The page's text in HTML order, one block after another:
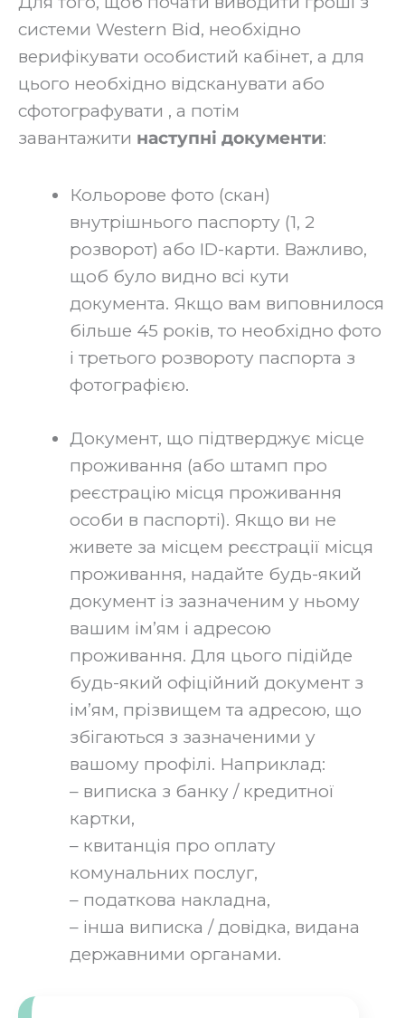
системи Western Bid, необхідно
верифікувати особистий кабінет, а для
цього необхідно відсканувати або
сфотографувати , а потім
завантажити наступні документи:‍
Кольорове фото (скан)
внутрішнього паспорту (1, 2
розворот) або ID-карти. Важливо,
щоб було видно всі кути
документа. Якщо вам виповнилося
більше 45 років, то необхідно фото
і третього розвороту паспорта з
фотографією.‍
Документ, що підтверджує місце
проживання (або штамп про
реєстрацію місця проживання
особи в паспорті). Якщо ви не
живете за місцем реєстрації місця
проживання, надайте будь-який
документ із зазначеним у ньому
вашим ім’ям і адресою
проживання. Для цього підійде
будь-який офіційний документ з
ім’ям, прізвищем та адресою, що
збігаються з зазначеними у
вашому профілі. Наприклад:
– виписка з банку / кредитної
картки,
– квитанція про оплату
комунальних послуг,
– податкова накладна,
– інша виписка / довідка, видана
державними органами.‍